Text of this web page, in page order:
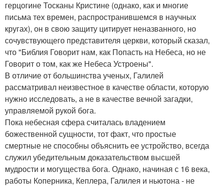
герцогине Тосканы Кристине (однако, как и многие
письма тех времен, распространившемся в научных
кругах), он в свою защиту цитирует неназванного, но
сочувствующего представителя церкви, который сказал,
что "Библия Говорит нам, как Попасть на Небеса, но не
Говорит о том, как же Небеса Устроены".
В отличие от большинства ученых, Галилей
рассматривал неизвестное в качестве области, которую
нужно исследовать, а не в качестве вечной загадки,
управляемой рукой бога.
Пока небесная сфера считалась владением
божественной сущности, тот факт, что простые
смертные не способны объяснить ее устройство, всегда
служил убедительным доказательством высшей
мудрости и могущества бога. Однако, начиная с 16 века,
работы Коперника, Кеплера, Галилея и ньютона - не